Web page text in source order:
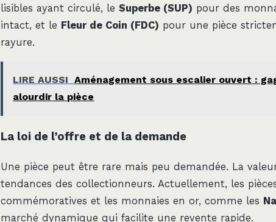
lisibles ayant circulé, le Superbe (SUP) pour des
intact, et le Fleur de Coin (FDC) pour une pièce
rayure.
LIRE AUSSI
Aménagement sous escalier ouvert :
alourdir la pièce
La loi de l’offre et de la demande
Une pièce peut être rare mais peu demandée. La
tendances des collectionneurs. Actuellement, les
commémoratives et les monnaies en or, comme les
marché dynamique qui facilite une revente rapide.